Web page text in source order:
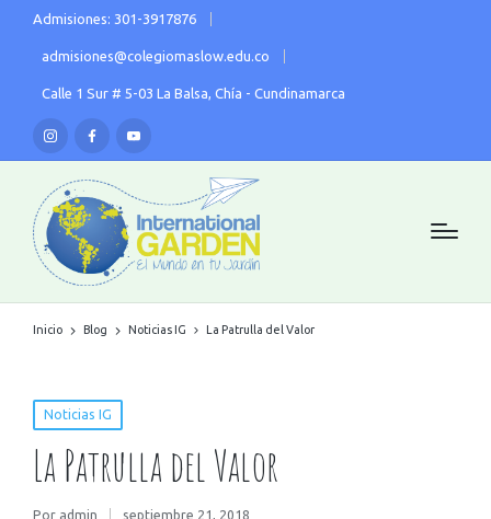
Admisiones: 301-3917876
admisiones@colegiomaslow.edu.co
Calle 1 Sur # 5-03 La Balsa, Chía - Cundinamarca
Inicio Blog Noticias IG La Patrulla del Valor
Noticias IG
La Patrulla del Valor
Por admin septiembre 21, 2018